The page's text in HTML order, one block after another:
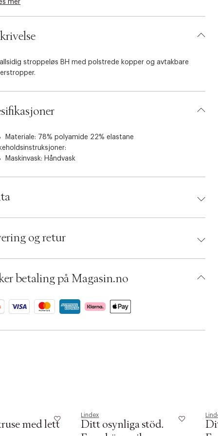
mer
allsidig stroppeløs BH med polstrede kopper og avtakbare
Materiale: 78% polyamide 22% elastane
Maskinvask: Håndvask
7314781607246
Beige
0050
og retur
betaling på Magasin.no
med lett
Lindex
Ditt osynliga stöd.